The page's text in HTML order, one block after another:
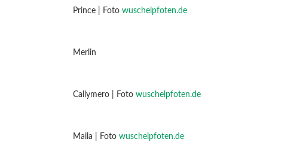
Prince | Foto wuschelpfoten.de
Merlin
Callymero | Foto wuschelpfoten.de
Maila | Foto wuschelpfoten.de